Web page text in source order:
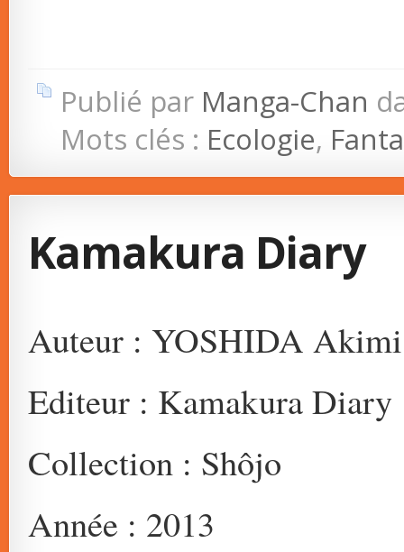
Publié par Manga-Chan
Mots clés : Ecologie,
Kamakura Diary
Auteur : YOSHIDA Akimi
Editeur : Kamakura Diary
Collection : Shôjo
Année : 2013